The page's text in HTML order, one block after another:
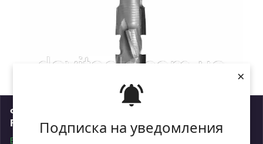
Подписка на уведомления
×
Фреза DIA Z2+2 PRO D=12 I= 28 L= 80 S=12x40
RH 6+1 PCD H2,5 4 спіралі корпус сталь
В наявності